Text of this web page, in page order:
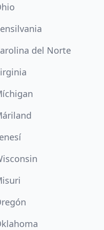
del Norte